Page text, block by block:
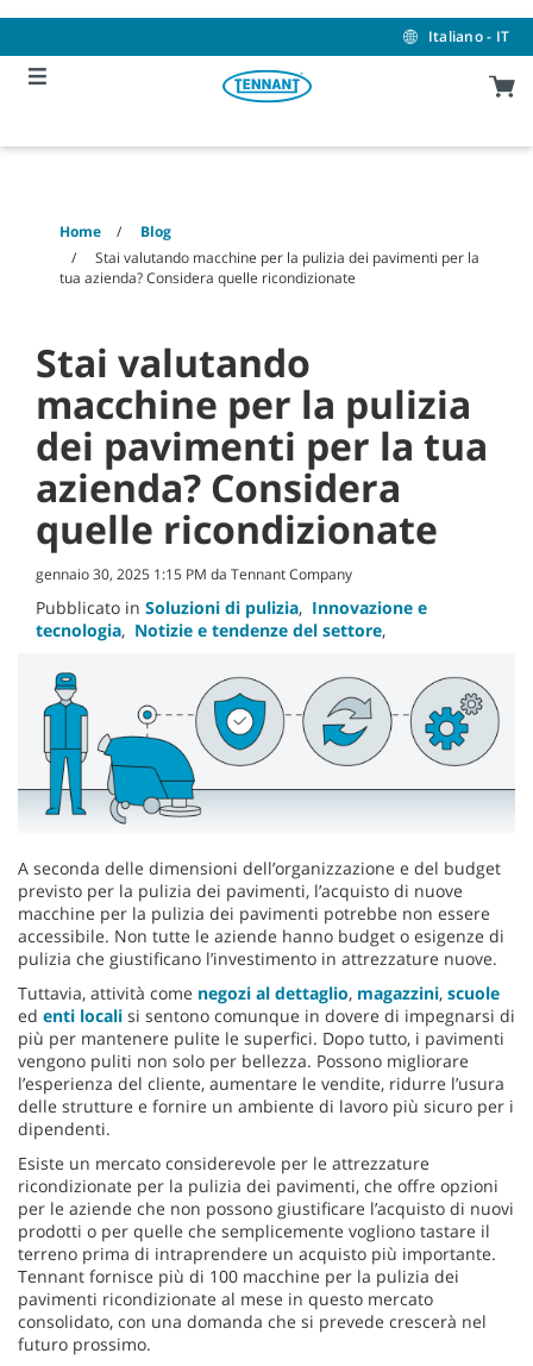
content
navigation
menu
Italiano - IT
Home
Blog
Stai valutando macchine per la pulizia dei pavimenti per la
tua azienda? Considera quelle ricondizionate
Stai valutando
macchine per la pulizia
dei pavimenti per la tua
azienda? Considera
quelle ricondizionate
gennaio 30, 2025 1:15 PM da Tennant Company
Pubblicato in Soluzioni di pulizia, Innovazione e
tecnologia, Notizie e tendenze del settore,
A seconda delle dimensioni dell’organizzazione e del budget
previsto per la pulizia dei pavimenti, l’acquisto di nuove
macchine per la pulizia dei pavimenti potrebbe non essere
accessibile. Non tutte le aziende hanno budget o esigenze di
pulizia che giustificano l’investimento in attrezzature nuove.
Tuttavia, attività come negozi al dettaglio, magazzini, scuole
ed enti locali si sentono comunque in dovere di impegnarsi di
più per mantenere pulite le superfici. Dopo tutto, i pavimenti
vengono puliti non solo per bellezza. Possono migliorare
l’esperienza del cliente, aumentare le vendite, ridurre l’usura
delle strutture e fornire un ambiente di lavoro più sicuro per i
dipendenti.
Esiste un mercato considerevole per le attrezzature
ricondizionate per la pulizia dei pavimenti, che offre opzioni
per le aziende che non possono giustificare l’acquisto di nuovi
prodotti o per quelle che semplicemente vogliono tastare il
terreno prima di intraprendere un acquisto più importante.
Tennant fornisce più di 100 macchine per la pulizia dei
pavimenti ricondizionate al mese in questo mercato
consolidato, con una domanda che si prevede crescerà nel
futuro prossimo.